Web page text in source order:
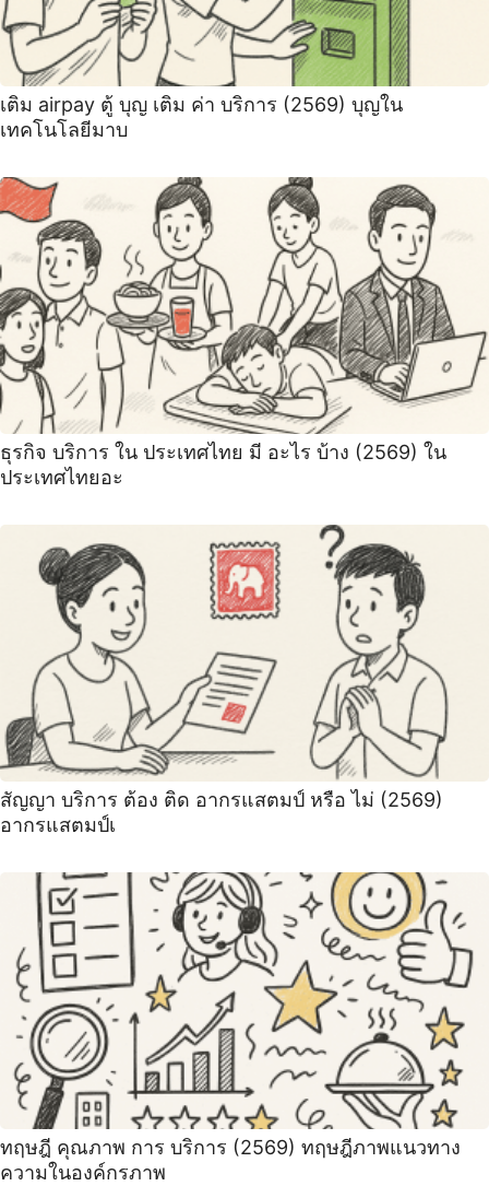
เติม airpay ตู้ บุญ เติม ค่า บริการ (2569) บุญใน
เทคโนโลยีมาบ
ธุรกิจ บริการ ใน ประเทศไทย มี อะไร บ้าง (2569) ใน
ประเทศไทยอะ
สัญญา บริการ ต้อง ติด อากรแสตมป์ หรือ ไม่ (2569)
อากรแสตมป์เ
ทฤษฎี คุณภาพ การ บริการ (2569) ทฤษฎีภาพแนวทาง
ความในองค์กรภาพ